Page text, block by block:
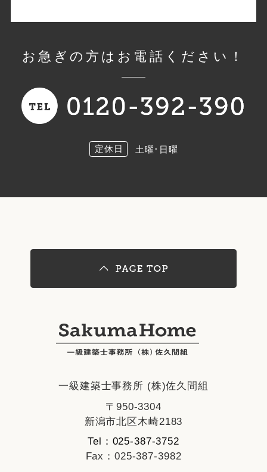
お急ぎの方はお電話ください！
定休日 土曜･日曜
一級建築士事務所 (株)佐久間組
〒950-3304
新潟市北区木崎2183
Tel：025-387-3752
Fax：025-387-3982